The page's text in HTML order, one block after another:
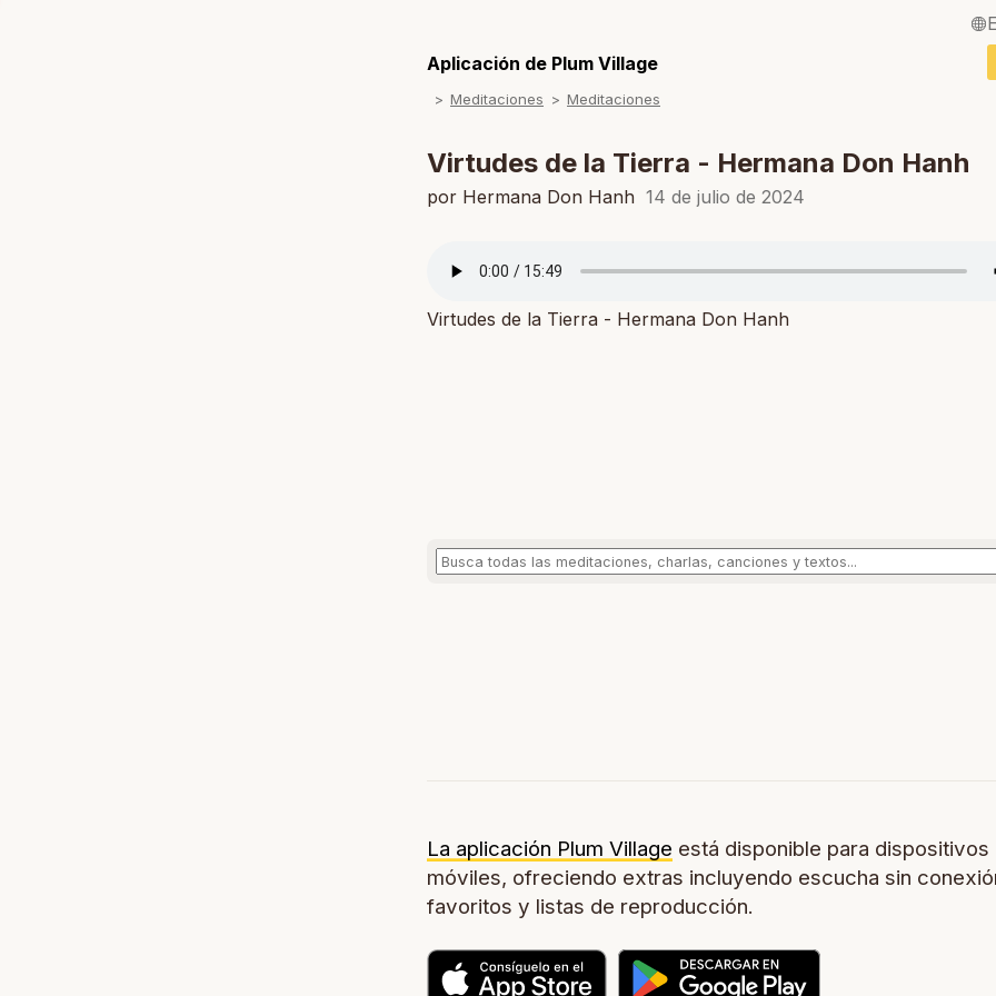
Deutsch /
Tiếng Việt /
Aplicación de Plum Village
Meditaciones Meditaciones
Virtudes de la Tierra - Hermana Don Hanh
por Hermana Don Hanh 14 de julio de 2024
Virtudes de la Tierra - Hermana Don Hanh
La aplicación Plum Village está disponible para dispositivos
móviles, ofreciendo extras incluyendo escucha sin
favoritos y listas de reproducción.